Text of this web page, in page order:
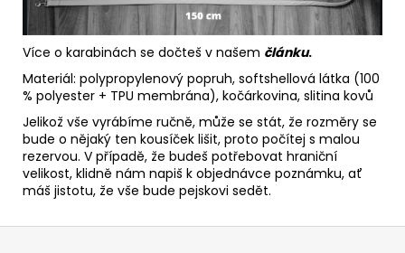
Více o karabinách se dočteš v našem článku.
Materiál: polypropylenový popruh, softshellová látka (100
% polyester + TPU membrána), kočárkovina, slitina kovů
Jelikož vše vyrábíme ručně, může se stát, že rozměry se
bude o nějaký ten kousíček lišit, proto počítej s malou
rezervou. V případě, že budeš potřebovat hraniční
velikost, klidně nám napiš k objednávce poznámku, ať
máš jistotu, že vše bude pejskovi sedět.
Z